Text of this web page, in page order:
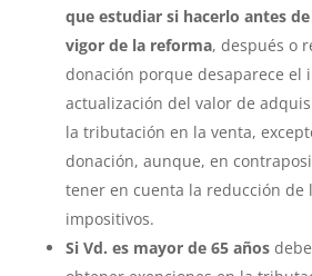
que estudiar si hacerlo antes
vigor de la reforma, después o
donación porque desaparece el
actualización del valor de
la tributación en la venta,
donación, aunque, en
tener en cuenta la reducción de
impositivos.
Si Vd. es mayor de 65 años